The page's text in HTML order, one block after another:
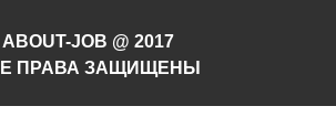
ABOUT-JOB @ 2017
ПРАВА ЗАЩИЩЕНЫ